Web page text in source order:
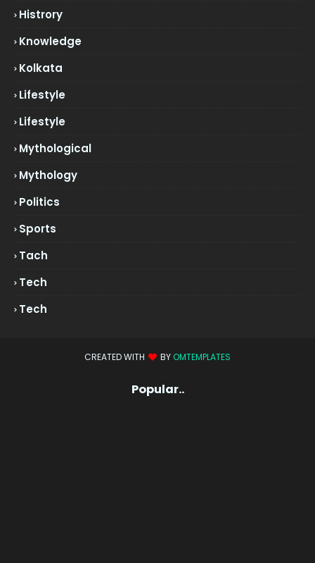
Histrory
Knowledge
Kolkata
Lifestyle
Lifestyle
Mythological
Mythology
Politics
Sports
Tach
Tech
Tech
CREATED WITH BY OMTEMPLATES
Popular..